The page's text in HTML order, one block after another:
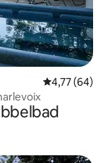
Gemiddelde
4,77 (64)